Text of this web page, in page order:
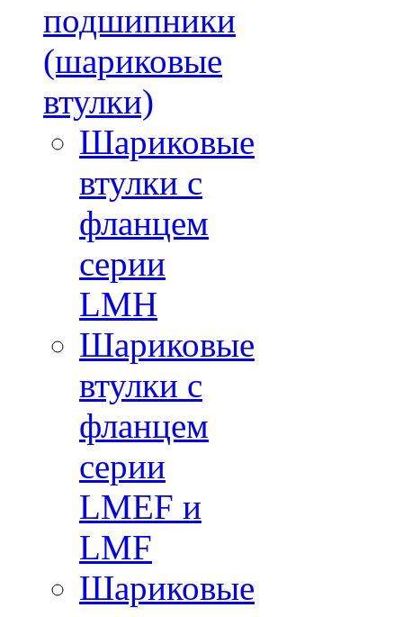
подшипники
(шариковые
втулки)
Шариковые
втулки с
фланцем
серии
LMH
Шариковые
втулки с
фланцем
серии
LMEF и
LMF
Шариковые